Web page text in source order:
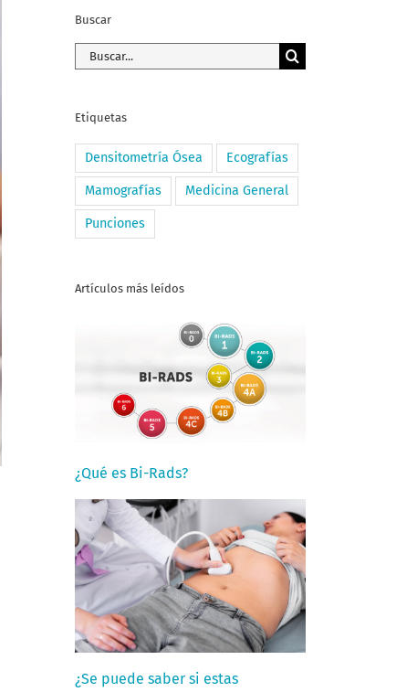
Buscar
Buscar:
Etiquetas
Densitometría Ósea Ecografías
Mamografías Medicina General
Punciones
Artículos más leídos
¿Qué es Bi-Rads?
¿Se puede saber si estas